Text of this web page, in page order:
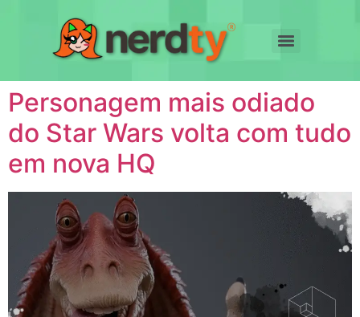
Personagem mais odiado
do Star Wars volta com tudo
em nova HQ